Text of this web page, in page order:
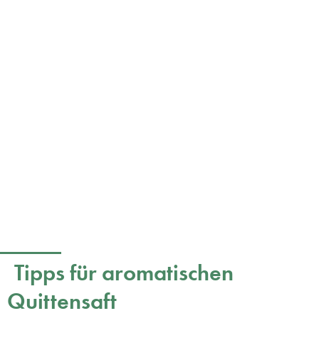
Tipps für aromatischen
Quittensaft